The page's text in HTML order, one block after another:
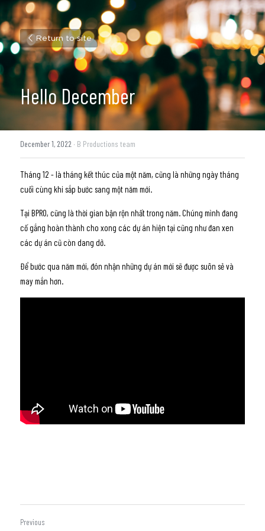
Return to site
Hello December
December 1, 2022 · B Productions team
Tháng 12 - là tháng kết thúc của một năm, cũng là những ngày tháng
cuối cùng khi sắp bước sang một năm mới.
Tại BPRO, cũng là thời gian bận rộn nhất trong năm. Chúng mình đang
cố gắng hoàn thành cho xong các dự án hiện tại cũng như đan xen
các dự án cũ còn dang dở.
Để bước qua năm mới, đón nhận những dự án mới sẽ được suôn sẻ và
may mắn hơn.
Previous